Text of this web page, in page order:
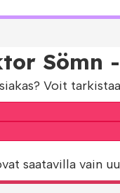
Sömn
Voit
saatavilla vain